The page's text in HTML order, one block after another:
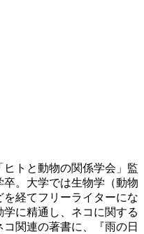
トと動物の関係学会」監
。大学では生物学（動物
経てフリーライターにな
に精通し、ネコに関する
関連の著書に、『雨の日